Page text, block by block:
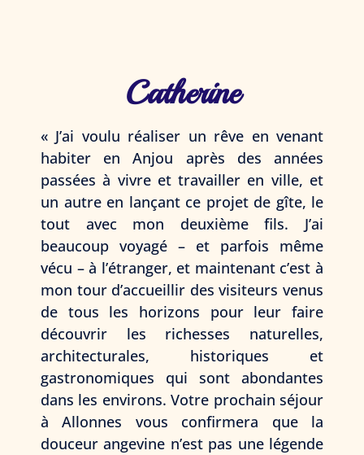
Catherine
« J’ai voulu réaliser un rêve en venant
habiter en Anjou après des années
passées à vivre et travailler en ville, et
un autre en lançant ce projet de gîte, le
tout avec mon deuxième fils. J’ai
beaucoup voyagé – et parfois même
vécu – à l’étranger, et maintenant c’est à
mon tour d’accueillir des visiteurs venus
de tous les horizons pour leur faire
découvrir les richesses naturelles,
architecturales, historiques et
gastronomiques qui sont abondantes
dans les environs. Votre prochain séjour
à Allonnes vous confirmera que la
douceur angevine n’est pas une légende